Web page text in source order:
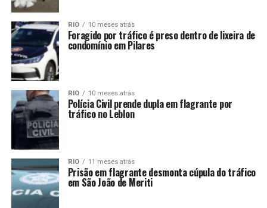
RIO 10 meses atrás
Foragido por tráfico é preso dentro de lixeira de
condomínio em Pilares
RIO 10 meses atrás
Polícia Civil prende dupla em flagrante por
tráfico no Leblon
RIO 11 meses atrás
Prisão em flagrante desmonta cúpula do tráfico
em São João de Meriti